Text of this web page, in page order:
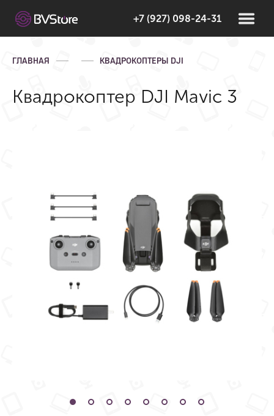
+7 (927) 098-24-31
ГЛАВНАЯ КВАДРОКОПТЕРЫ DJI
Квадрокоптер DJI Mavic 3